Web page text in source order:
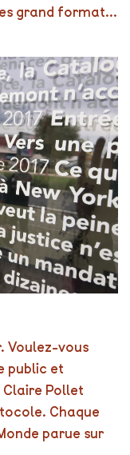
grand format...
Voulez-vous
public et
Pollet
Chaque
parue sur